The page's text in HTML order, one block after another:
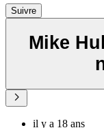
Suivre
Mike
il y a 18 ans